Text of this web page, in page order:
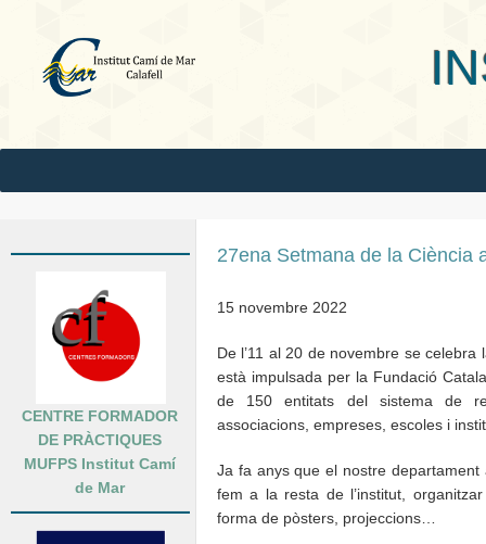
INS
CENTRE FORMADOR
DE PRÀCTIQUES
MUFPS Institut Camí
de Mar
27ena Setmana de la Ciència
15 novembre 2022
De l’11 al 20 de novembre se
està impulsada per la Fundació
de 150 entitats del sistema de
associacions, empreses, escoles i
Ja fa anys que el nostre
fem a la resta de l’institut,
forma de pòsters, projeccions…